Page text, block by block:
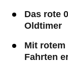
Das rote
Oldtimer
Mit
Fahrten